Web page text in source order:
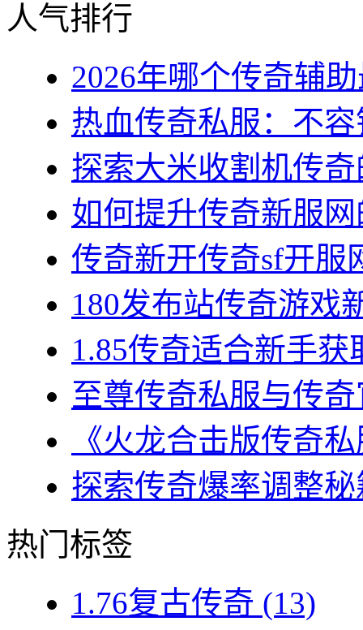
人气排行
2026年哪个传奇辅
热血传奇私服：不
探索大米收割机传
如何提升传奇新服
传奇新开传奇sf开服
180发布站传奇游戏
1.85传奇适合新手
至尊传奇私服与传
《火龙合击版传奇
探索传奇爆率调整
热门标签
1.76复古传奇 (13)